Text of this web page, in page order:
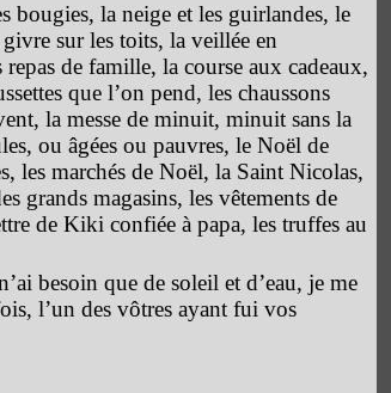
bougies, la neige et les guirlandes, le
sur les toits, la veillée en
de famille, la course aux cadeaux,
que l’on pend, les chaussons
la messe de minuit, minuit sans la
ou âgées ou pauvres, le Noël de
les marchés de Noël, la Saint Nicolas,
grands magasins, les vêtements de
de Kiki confiée à papa, les truffes au
besoin que de soleil et d’eau, je me
l’un des vôtres ayant fui vos